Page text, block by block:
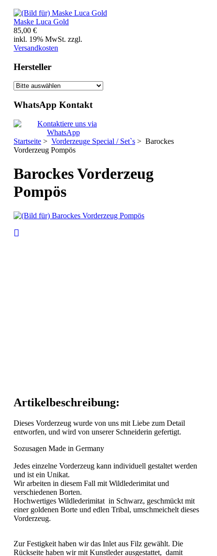
Maske Luca Gold
85,00 €
inkl. 19% MwSt. zzgl.
Versandkosten
Hersteller
WhatsApp Kontakt
Startseite > Vorderzeuge Special / Set`s > Barockes
Vorderzeug Pompös
Barockes Vorderzeug
Pompös
Artikelbeschreibung:
Dieses Vorderzeug wurde von uns mit Liebe zum Detail
entworfen, und wird von unserer Schneiderin gefertigt.
Sozusagen Made in Germany
Jedes einzelne Vorderzeug kann individuell gestaltet werden
und ist ein Unikat.
Wir arbeiten in diesem Fall mit Wildlederimitat und
verschiedenen Borten.
Hochwertiges Wildlederimitat in Schwarz, geschmückt mit
einer goldenen Borte und edlen Tribal, umschmeichelt dieses
Vorderzeug.
Zur Festigkeit haben wir das Inlet aus Filz gewählt. Die
Rückseite haben wir mit Kunstleder ausgestattet, damit